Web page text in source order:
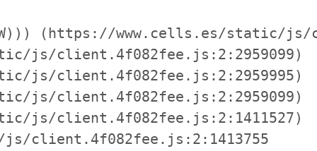
(https://www.cells.es/static/
js/client.4f082fee.js:2:2959099)
js/client.4f082fee.js:2:2959995)
js/client.4f082fee.js:2:2959099)
js/client.4f082fee.js:2:1411527)
client.4f082fee.js:2:1413755